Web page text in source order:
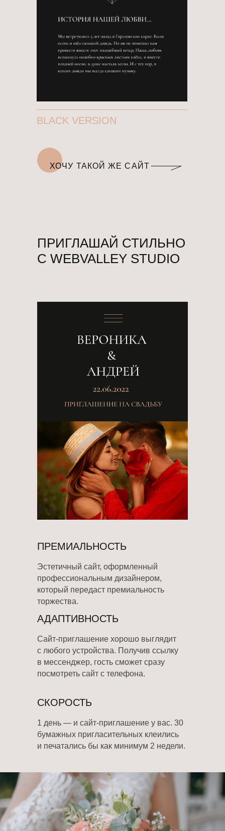
BLACK VERSION
ХОЧУ ТАКОЙ ЖЕ САЙТ
ХОЧУ ТАКОЙ ЖЕ САЙТ
ПРИГЛАШАЙ СТИЛЬНО
С WEBVALLEY STUDIO
ПРЕМИАЛЬНОСТЬ
Эстетичный сайт, оформленный
профессиональным дизайнером,
который передаст премиальность
торжества.
СКОРОСТЬ
АДАПТИВНОСТЬ
1 день — и сайт-приглашение у вас. 30
бумажных пригласительных клеились
и печатались бы как минимум 2 недели.
Сайт-приглашение хорошо выглядит
с любого устройства. Получив ссылку
в мессенджер, гость сможет сразу
посмотреть сайт с телефона.